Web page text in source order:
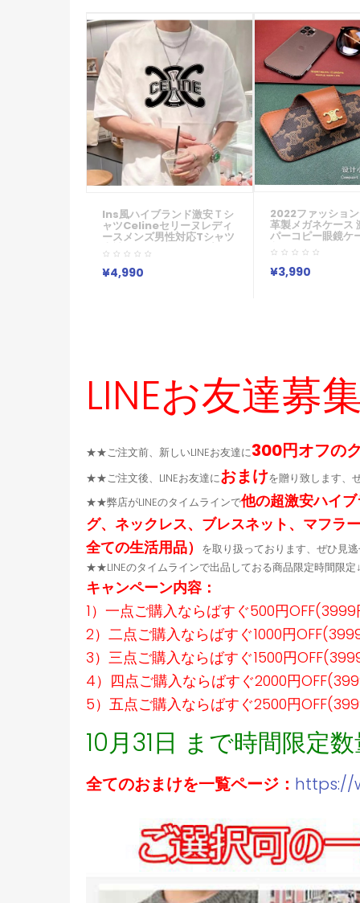
Ins風ハイブランド激安ｔシ
ャツcelineセリーヌレディ
ースメンズ男性対応Tシャツ
半袖コットンTシャツプリン
ト 綿 かっこいい 白 ホワイト
ブラック メンズ ブランド シ
ンプル 春 春夏 春物
¥4,990
2022ファッショ
革製メガネケース
パーコピー眼鏡ケ
入れ サングラスケ
入れ ブラック 激
ガネケース
¥3,990
LINEお友達募
★★ご注文前、新しいLINEお友達に300円オフの
★★ご注文後、LINEお友達におまけを贈り致します、
★★弊店がLINEのタイムラインで他の超激安ハイ
グ、ネックレス、ブレスネット、マフラ
全ての生活用品）
を取り扱っております、ぜひ見
★★LINEのタイムラインで出品しておる商品限定時間限
キャンペーン内容：
1）一点ご購入ならばすぐ500円
2）二点ご購入ならばすぐ1000円
3）三点ご購入ならばすぐ1500円
4）四点ご購入ならばすぐ2000円
5）五点ご購入ならばすぐ2500円
10月31日 まで時間限定
全てのおまけを一覧ページ： https://